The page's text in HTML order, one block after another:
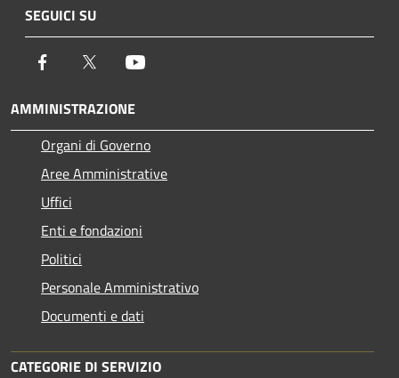
SEGUICI SU
Facebook Twitter
AMMINISTRAZIONE
Organi di Governo
Aree Amministrative
Uffici
Enti e fondazioni
Politici
Personale Amministrativo
Documenti e dati
CATEGORIE DI SERVIZIO